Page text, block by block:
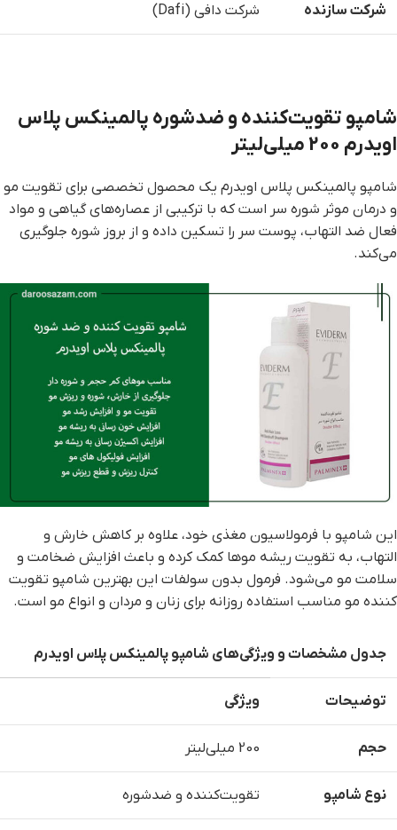
شرکت سازنده شرکت دافی (Dafi)
شامپو تقویت‌کننده و ضدشوره پالمینکس پلاس
اویدرم 200 میلی‌لیتر
شامپو پالمینکس پلاس اویدرم یک محصول تخصصی برای تقویت مو
و درمان موثر شوره سر است که با ترکیبی از عصاره‌های گیاهی و مواد
فعال ضد التهاب، پوست سر را تسکین داده و از بروز شوره جلوگیری
می‌کند.
این شامپو با فرمولاسیون مغذی خود، علاوه بر کاهش خارش و
التهاب، به تقویت ریشه موها کمک کرده و باعث افزایش ضخامت و
سلامت مو می‌شود. فرمول بدون سولفات این بهترین شامپو تقویت
کننده مو مناسب استفاده روزانه برای زنان و مردان و انواع مو است.
جدول مشخصات و ویژگی‌های شامپو پالمینکس پلاس اویدرم
توضیحات ویژگی
حجم 200 میلی‌لیتر
نوع شامپو تقویت‌کننده و ضدشوره